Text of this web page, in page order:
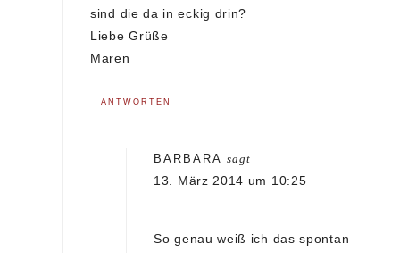
sind die da in eckig drin?
Liebe Grüße
Maren
ANTWORTEN
BARBARA sagt
13. März 2014 um 10:25
So genau weiß ich das spontan